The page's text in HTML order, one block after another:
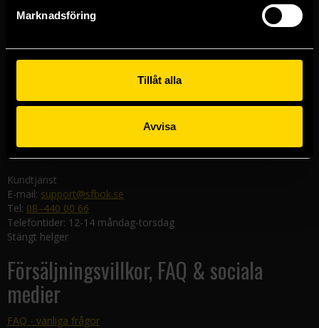
Marknadsföring
Tillåt alla
Avvisa
Göteborgsbutiken
Kungsgatan 19
Malmöbutiken
582 19 Linköping
Kundtjänst
E-mail: support@sfbok.se
Tel: 08–440 00 66
Telefontider: 12-14 måndag-torsdag
Stängt helger
Försäljningsvillkor, FAQ & sociala
medier
FAQ - vanliga frågor